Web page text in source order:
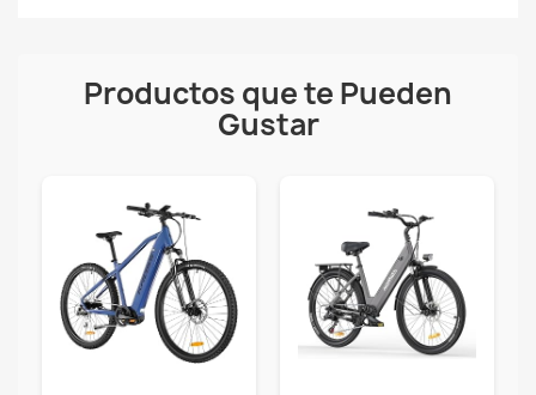
Productos que te Pueden
Gustar